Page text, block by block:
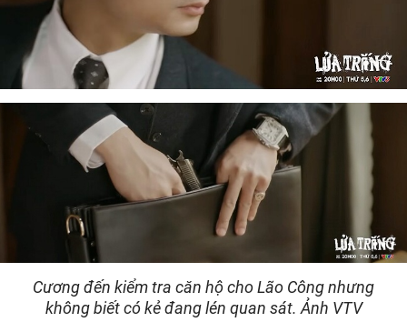
Cương đến kiểm tra căn hộ cho Lão Công nhưng
không biết có kẻ đang lén quan sát. Ảnh VTV